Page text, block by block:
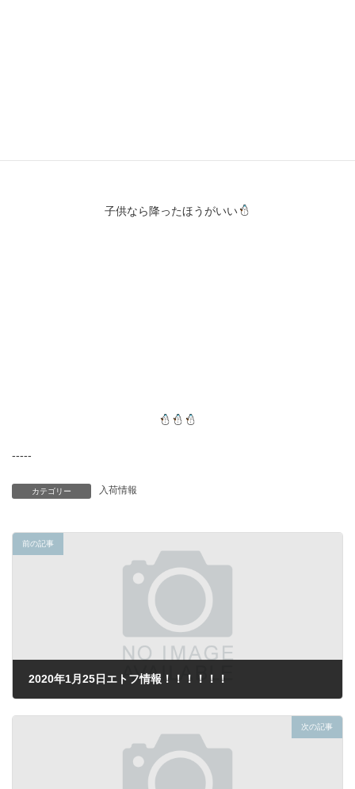
子供なら降ったほうがいい
-----
カテゴリー 入荷情報
前の記事
2020年1月25日エトフ情報！！！！！！
次の記事